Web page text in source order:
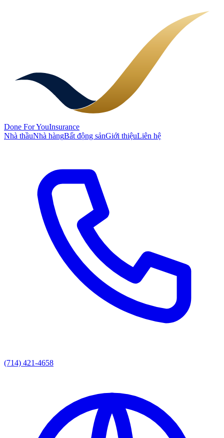
Done For YouInsurance
Nhà thầuNhà hàngBất động sảnGiới thiệuLiên hệ
(714) 421-4658